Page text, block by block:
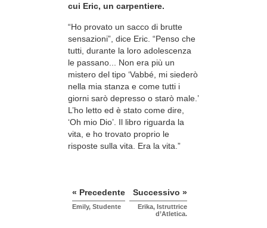
cui Eric, un carpentiere.
“Ho provato un sacco di brutte
sensazioni”, dice Eric. “Penso che
tutti, durante la loro adolescenza
le passano... Non era più un
mistero del tipo ‘Vabbé, mi siederò
nella mia stanza e come tutti i
giorni sarò depresso o starò male.’
L’ho letto ed è stato come dire,
‘Oh mio Dio’. Il libro riguarda la
vita, e ho trovato proprio le
risposte sulla vita. Era la vita.”
« Precedente
Emily, Studente
Successivo »
Erika, Istruttrice
d’Atletica.